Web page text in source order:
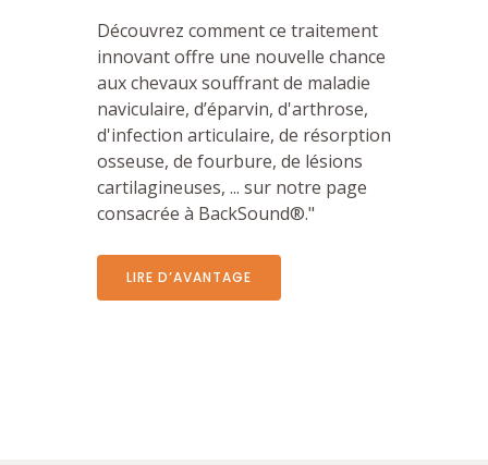
Découvrez comment ce traitement
innovant offre une nouvelle chance
aux chevaux souffrant de maladie
naviculaire, d’éparvin, d'arthrose,
d'infection articulaire, de résorption
osseuse, de fourbure, de lésions
cartilagineuses, ... sur notre page
consacrée à BackSound®."
LIRE D’AVANTAGE